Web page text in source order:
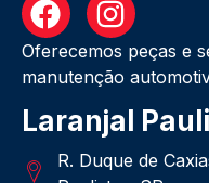
Oferecemos peças e
manutenção
Laranjal
R. Duque de